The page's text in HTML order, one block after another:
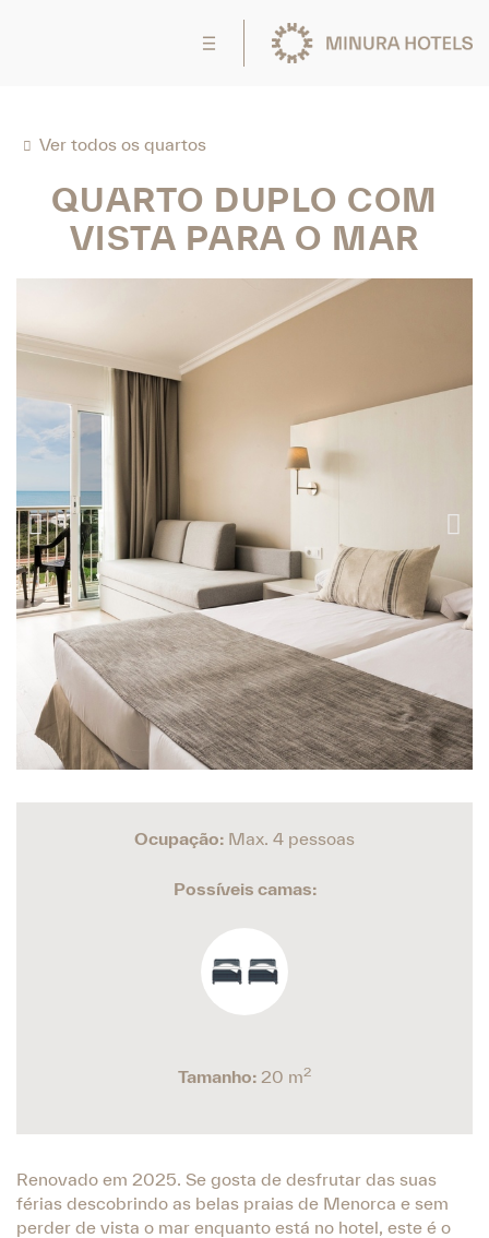
Ver todos os quartos
QUARTO DUPLO COM
VISTA PARA O MAR
Ocupação: Max. 4 pessoas
Possíveis camas:
Tamanho: 20 m2
Renovado em 2025. Se gosta de desfrutar das suas
férias descobrindo as belas praias de Menorca e sem
perder de vista o mar enquanto está no hotel, este é o